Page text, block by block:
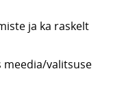
ja ka raskelt
meedia/valitsuse